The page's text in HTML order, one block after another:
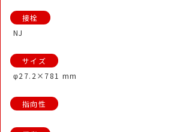
NJ
φ27.2×781 mm